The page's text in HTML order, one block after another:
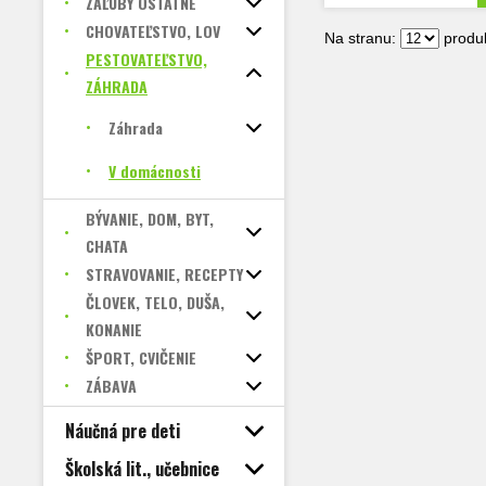
CHOVATEĽSTVO, LOV
PESTOVATEĽSTVO,
ZÁHRADA
Záhrada
V domácnosti
BÝVANIE, DOM, BYT,
CHATA
STRAVOVANIE, RECEPTY
ČLOVEK, TELO, DUŠA,
KONANIE
ŠPORT, CVIČENIE
ZÁBAVA
Náučná pre deti
Školská lit., učebnice
Na stranu: